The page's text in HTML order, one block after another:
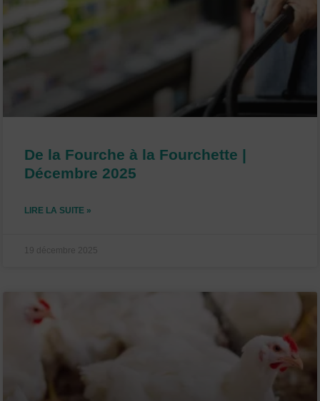
De la Fourche à la Fourchette |
Décembre 2025
LIRE LA SUITE »
19 décembre 2025